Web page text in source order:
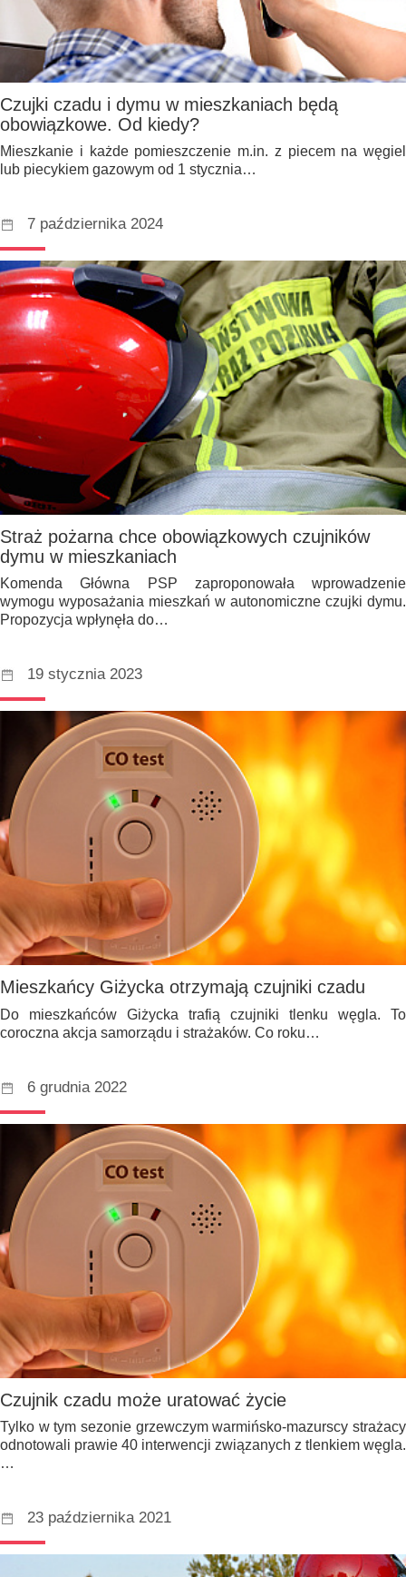
Czujki czadu i dymu w mieszkaniach będą
obowiązkowe. Od kiedy?
Mieszkanie i każde pomieszczenie m.in. z piecem na węgiel
lub piecykiem gazowym od 1 stycznia…
7 października 2024
Straż pożarna chce obowiązkowych czujników
dymu w mieszkaniach
Komenda Główna PSP zaproponowała wprowadzenie
wymogu wyposażania mieszkań w autonomiczne czujki dymu.
Propozycja wpłynęła do…
19 stycznia 2023
Mieszkańcy Giżycka otrzymają czujniki czadu
Do mieszkańców Giżycka trafią czujniki tlenku węgla. To
coroczna akcja samorządu i strażaków. Co roku…
6 grudnia 2022
Czujnik czadu może uratować życie
Tylko w tym sezonie grzewczym warmińsko-mazurscy strażacy
odnotowali prawie 40 interwencji związanych z tlenkiem węgla.
…
23 października 2021